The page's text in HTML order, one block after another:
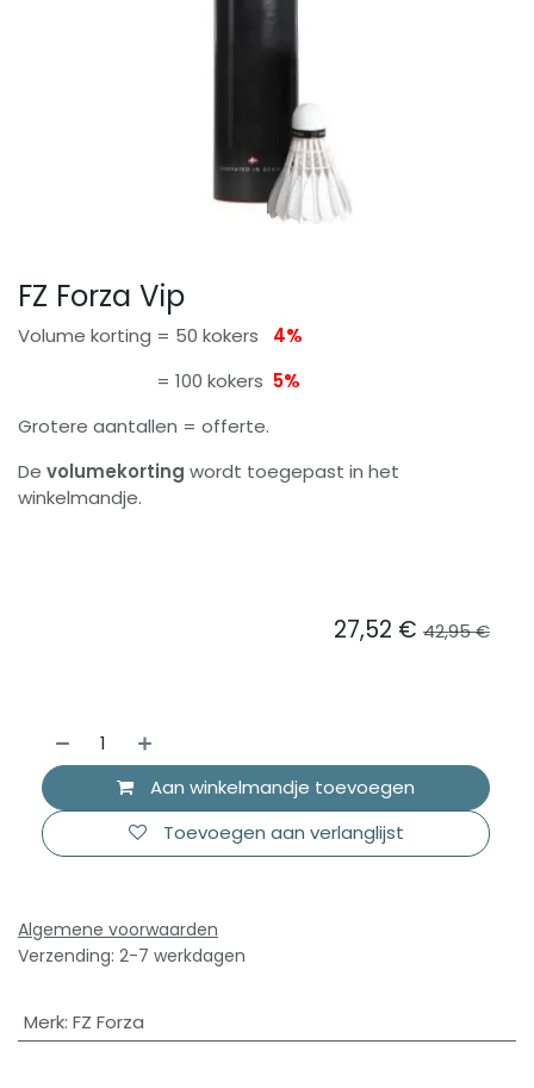
FZ Forza Vip
Volume korting = 50 kokers 4%
= 100 kokers 5%
Grotere aantallen = offerte.
De volumekorting wordt toegepast in het
winkelmandje.
Aan winkelmandje toevoegen
Toevoegen aan verlanglijst
27,52 € 42,95€
Algemene voorwaarden
Verzending: 2-7 werkdagen
Merk: FZ Forza